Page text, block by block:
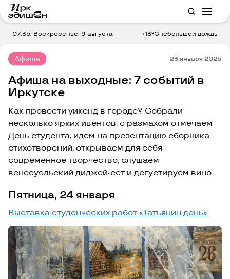
07:35, Воскресенье, 9 августа +13°Cнебольшой дождь
Афиша 23 января 2025
Афиша на выходные: 7 событий в
Иркутске
Как провести уикенд в городе? Собрали
несколько ярких ивентов: с размахом отмечаем
День студента, идем на презентацию сборника
стихотворений, открываем для себя
современное творчество, слушаем
венесуэльский диджей-сет и дегустируем вино.
Пятница, 24 января
Выставка студенческих работ «Татьянин день»